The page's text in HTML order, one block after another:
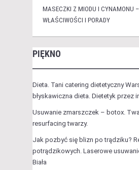
MASECZKI Z MIODU I CYNAMONU
WŁAŚCIWOŚCI I PORADY
PIĘKNO
Dieta. Tani catering dietetyczny
błyskawiczna dieta. Dietetyk przez
Usuwanie zmarszczek – botox.
resurfacing twarzy.
Jak pozbyć się blizn po trądziku?
potrądzikowych. Laserowe
Biała